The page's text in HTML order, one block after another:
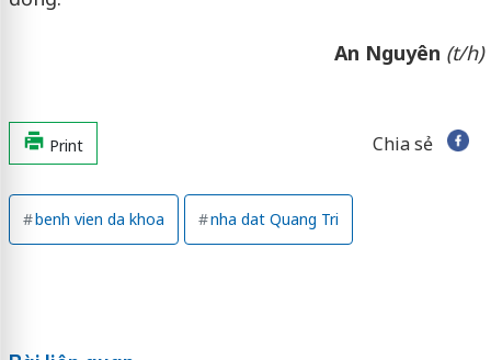
An Nguyên (t/h)
Print Chia sẻ
benh vien da khoa nha dat Quang Tri